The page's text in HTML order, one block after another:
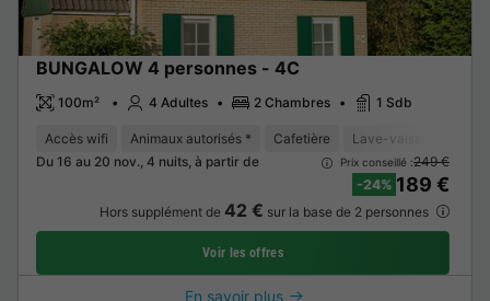
BUNGALOW 4 personnes - 4C
100m² 4 Adultes 2 Chambres 1 Sdb
Accès wifi Animaux autorisés * Cafetière Lave-vaisselle
Du 16 au 20 nov., 4 nuits, à partir de
Prix conseillé :249 €
-24% 189 €
Hors supplément de 42 € sur la base de 2 personnes
Voir les offres
En savoir plus